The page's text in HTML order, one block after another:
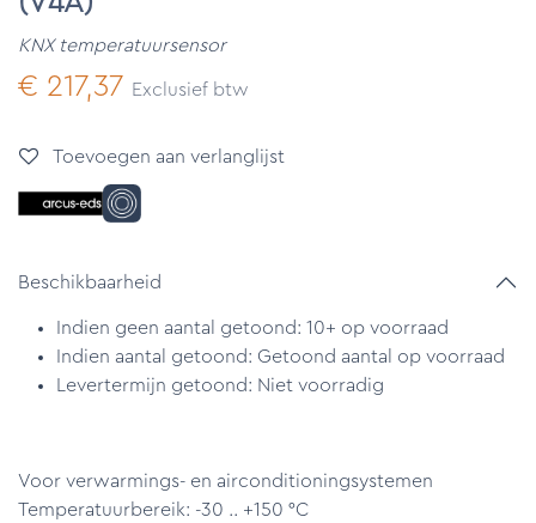
KNX temperatuursensor
€ 217,37 Exclusief btw
Toevoegen aan verlanglijst
Beschikbaarheid
Indien geen aantal getoond: 10+ op voorraad
Indien aantal getoond: Getoond aantal op voorraad
Levertermijn getoond: Niet voorradig
Voor verwarmings- en airconditioningsystemen
Temperatuurbereik: -30 .. +150 °C